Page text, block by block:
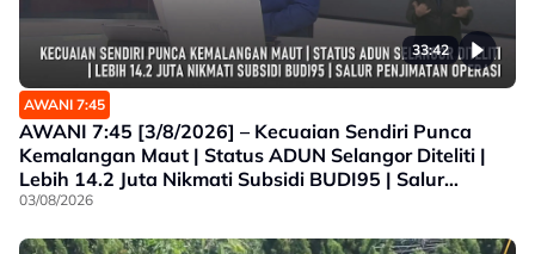
33:42
AWANI 7:45
AWANI 7:45 [3/8/2026] – Kecuaian Sendiri Punca
Kemalangan Maut | Status ADUN Selangor Diteliti |
Lebih 14.2 Juta Nikmati Subsidi BUDI95 | Salur
Penjimatan Operasi
03/08/2026